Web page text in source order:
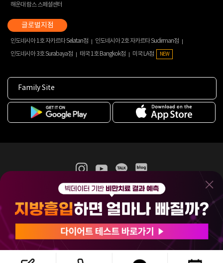
해운대 람스 스페셜센터
인도네시아 1호 자카르타 Selatan점
인도네시아 2호 자카르타 Sudirman점
인도네시아 3호 Surabaya점
태국 1호 Bangkok점 미국 LA점 NEW
Family Site
365mc 병·의원 이용약관
홈페이지 이용약관
비급여진료수가
(주)365mcㅣ서울특별시 서초구 서초대로52길 7, 3~4층(서초동, 제일빌딩)
120-87-04354ㅣ김남철
COPYRIGHT(C) 2025 365mc. ALL RIGHTS RESERVED.